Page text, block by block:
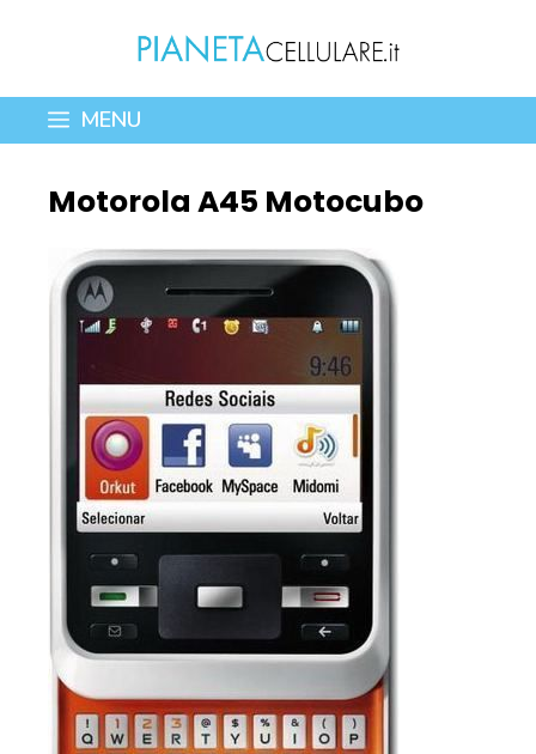
contenuto
MENU
Motorola A45 Motocubo